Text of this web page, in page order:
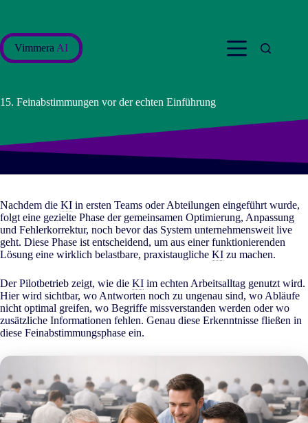
Vimmera AI
15. Feinabstimmungen vor der echten Einführung
Nachdem die KI in ersten Teams oder Abteilungen eingeführt wurde,
folgt eine gezielte Phase der gemeinsamen Optimierung, Anpassung
und Fehlerkorrektur, noch bevor das System unternehmensweit live
geht. Diese Phase ist entscheidend, um aus einer funktionierenden
Lösung eine wirklich belastbare, praxistaugliche KI zu machen.
Der Pilotbetrieb zeigt, wie die KI im echten Arbeitsalltag genutzt wird.
Hier wird sichtbar, wo Antworten noch zu ungenau sind, wo Abläufe
nicht optimal greifen, wo Begriffe missverstanden werden oder wo
zusätzliche Informationen fehlen. Genau diese Erkenntnisse fließen in
diese Feinabstimmungsphase ein.